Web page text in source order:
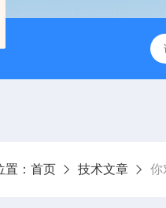
破碎机 JMB系列精密
置： 首页 技术文章 你